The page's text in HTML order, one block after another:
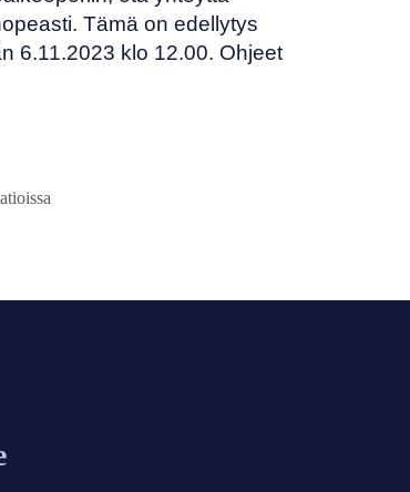
Tämä on edellytys
6.11.2023 klo 12.00. Ohjeet